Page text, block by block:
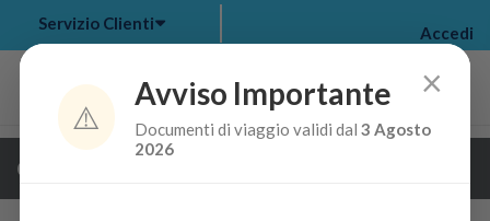
my bookings >
Servizio Clienti Accedi
Guarda i dettagli della crociera
×
⚠️
Avviso Importante
Documenti di viaggio validi dal3 Agosto
2026